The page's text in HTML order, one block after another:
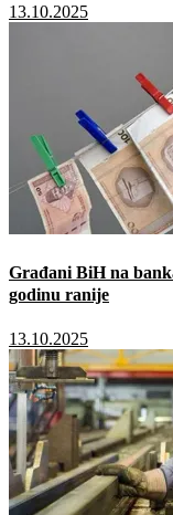
13.10.2025
Građani BiH na
godinu ranije
13.10.2025